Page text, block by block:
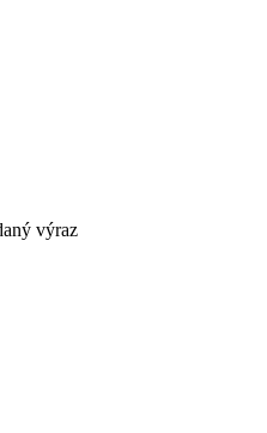
výraz